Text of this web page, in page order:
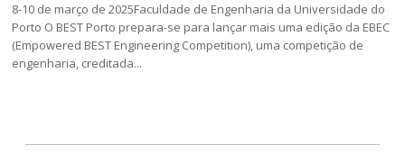
8-10 de março de 2025Faculdade de Engenharia da Universidade do
Porto O BEST Porto prepara-se para lançar mais uma edição da EBEC
(Empowered BEST Engineering Competition), uma competição de
engenharia, creditada...